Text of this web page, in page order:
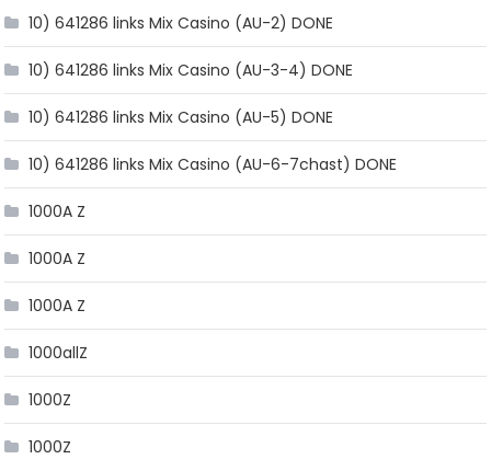
10) 641286 links Mix Casino (AU-2) DONE
10) 641286 links Mix Casino (AU-3-4) DONE
10) 641286 links Mix Casino (AU-5) DONE
10) 641286 links Mix Casino (AU-6-7chast) DONE
1000A Z
1000A Z
1000A Z
1000allZ
1000Z
1000Z